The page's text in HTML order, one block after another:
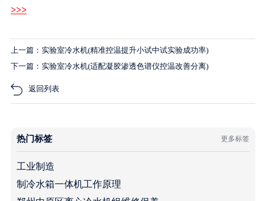
>>>
上一篇：实验室冷水机(精准控温提升小试中试实验成功率)
下一篇：实验室冷水机(适配凝胶渗透色谱仪控温改善分离)
返回列表
热门标签 更多标签
工业制造
制冷水箱一体机工作原理